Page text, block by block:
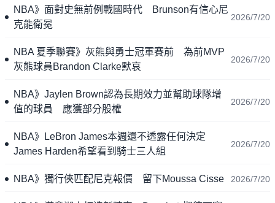
NBA》面對史無前例戰國時代 Brunson有信心尼
克能衛冕
2026/7/20
NBA 夏季聯賽》灰熊與勇士冠軍賽前 為前MVP
灰熊球員Brandon Clarke默哀
2026/7/20
NBA》Jaylen Brown認為長期效力並幫助球隊增
值的球員 應獲部分股權
2026/7/20
NBA》LeBron James本週還不透露任何決定
James Harden希望看到騎士三人組
2026/7/20
NBA》獨行俠匹配尼克報價 留下Moussa Cisse 2026/7/20